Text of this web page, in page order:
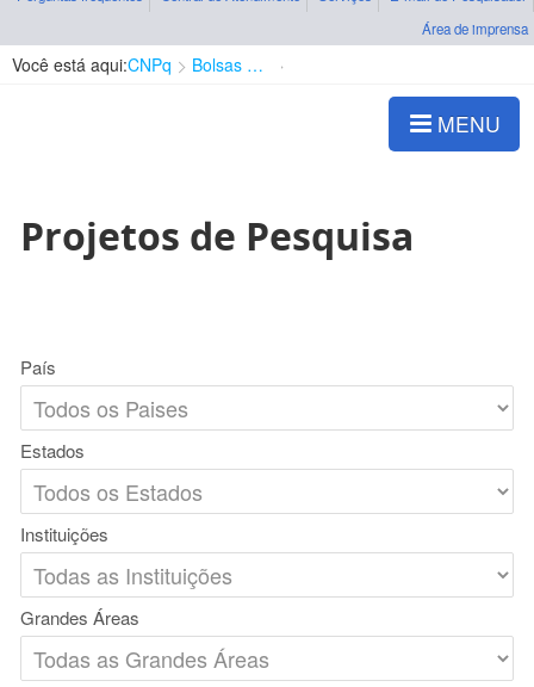
Área de imprensa
Você está aqui:CNPq Bolsas e Auxílios Vigentes
MENU
Projetos de Pesquisa
País
Estados
Instituições
Grandes Áreas